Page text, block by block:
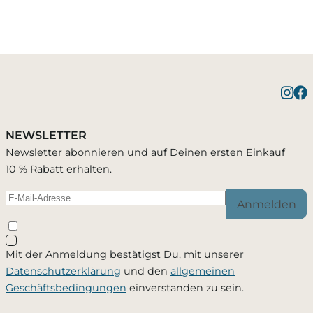
Warenkorb ansehen
Du wirst per E-Mail benachrichtigt, sobald der
Artikel wieder verfügbar ist.
Ja, ich möchte - jederzeit widerruflich - per Mail
informiert werden, sobald dieses Produkt wieder
verfügbar ist. Meine Mailadresse wird ausschließlich
NEWSLETTER
Newsletter abonnieren und auf Deinen ersten Einkauf
10 % Rabatt erhalten.
Anmelden
Mit der Anmeldung bestätigst Du, mit unserer
Datenschutzerklärung und den allgemeinen
Geschäftsbedingungen einverstanden zu sein.